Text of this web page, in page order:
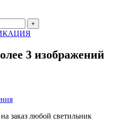
+
3 изображений
заказ любой светильник